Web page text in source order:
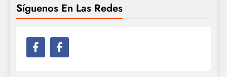
Síguenos En Las Redes